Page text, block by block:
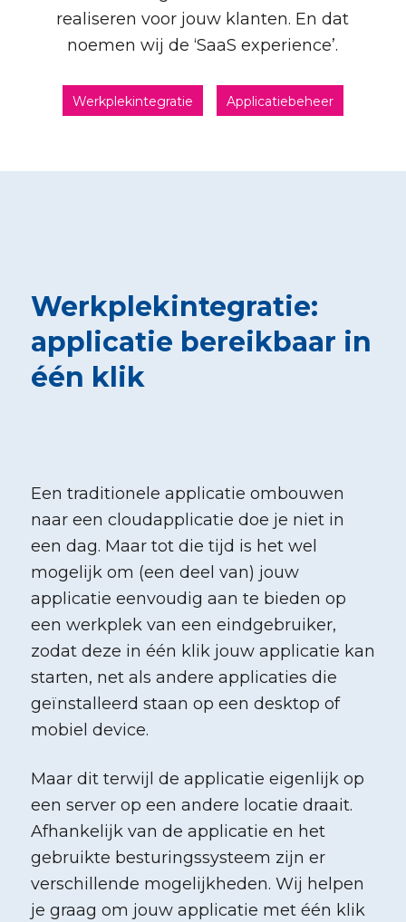
realiseren voor jouw klanten. En dat
noemen wij de ‘SaaS experience’.
Werkplekintegratie Applicatiebeheer
Werkplekintegratie:
applicatie bereikbaar in
één klik
Een traditionele applicatie ombouwen
naar een cloudapplicatie doe je niet in
een dag. Maar tot die tijd is het wel
mogelijk om (een deel van) jouw
applicatie eenvoudig aan te bieden op
een werkplek van een eindgebruiker,
zodat deze in één klik jouw applicatie kan
starten, net als andere applicaties die
geïnstalleerd staan op een desktop of
mobiel device.
Maar dit terwijl de applicatie eigenlijk op
een server op een andere locatie draait.
Afhankelijk van de applicatie en het
gebruikte besturingssysteem zijn er
verschillende mogelijkheden. Wij helpen
je graag om jouw applicatie met één klik